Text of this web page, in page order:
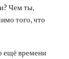
Чем ты,
того, что
ещё времени